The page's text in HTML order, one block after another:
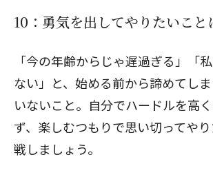
10：勇気を出してやりたいこと
「今の年齢からじゃ遅過ぎる」「
ない」と、始める前から諦めてし
いないこと。自分でハードルを高
ず、楽しむつもりで思い切ってや
戦しましょう。